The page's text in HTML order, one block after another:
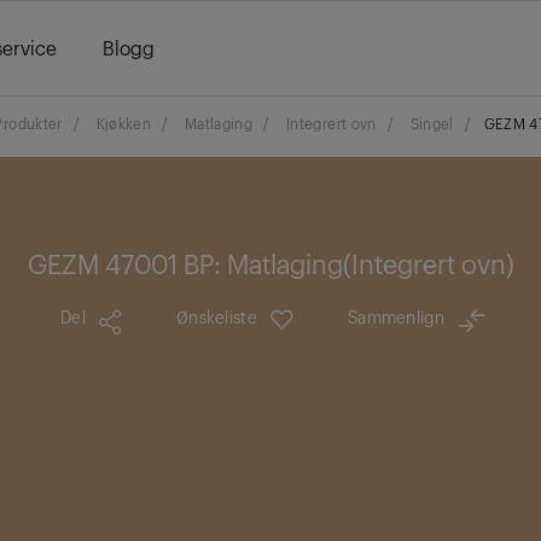
Blogg
/ Kjøkken / Matlaging / Integrert ovn / Singel / GEZM
GEZM 47001 BP: Matlaging(Integrert ovn)
Del Ønskeliste Sammenlign